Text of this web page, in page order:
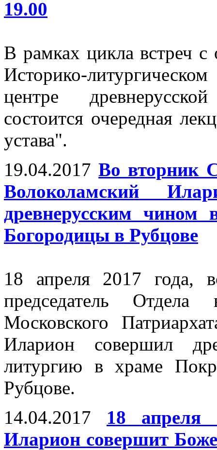
19.00
В рамках цикла встреч
Историко-
центре
состоится очередная
устава".
19.04.2017 Во вторник
Волоколамский
древнерусским чином
Богородицы в Рубцове
18 апреля 2017 года,
председатель
Московского
Иларион совершил
литургию в храме
Рубцове.
14.04.2017
18 апреля
Иларион совершит